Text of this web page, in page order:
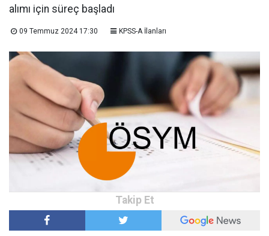
alımı için süreç başladı
09 Temmuz 2024 17:30 KPSS-A İlanları